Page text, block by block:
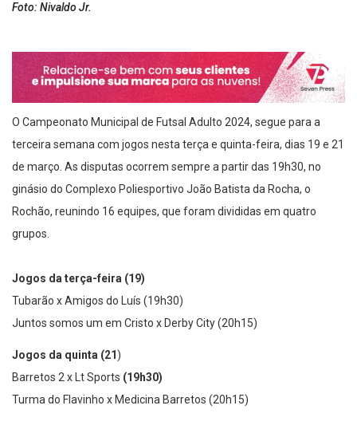
Foto: Nivaldo Jr.
O Campeonato Municipal de Futsal Adulto 2024, segue para a
terceira semana com jogos nesta terça e quinta-feira, dias 19 e 21
de março. As disputas ocorrem sempre a partir das 19h30, no
ginásio do Complexo Poliesportivo João Batista da Rocha, o
Rochão, reunindo 16 equipes, que foram divididas em quatro
grupos.
Jogos da terça-feira (19)
Tubarão x Amigos do Luís (19h30)
Juntos somos um em Cristo x Derby City (20h15)
Jogos da quinta (21)
Barretos 2 x Lt Sports (19h30)
Turma do Flavinho x Medicina Barretos (20h15)